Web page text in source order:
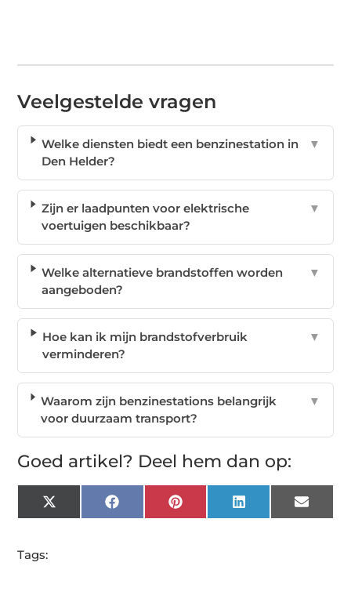
Veelgestelde vragen
Welke diensten biedt een benzinestation in
Den Helder?
▼
Zijn er laadpunten voor elektrische
voertuigen beschikbaar?
▼
Welke alternatieve brandstoffen worden
aangeboden?
▼
Hoe kan ik mijn brandstofverbruik
verminderen?
▼
Waarom zijn benzinestations belangrijk
voor duurzaam transport?
▼
Goed artikel? Deel hem dan op:
X
(Twitter)
FacebookPinterest LinkedIn Email
Tags: